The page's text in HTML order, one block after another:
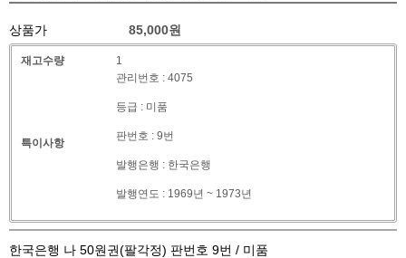
상품가 85,000원
재고수량 1
특이사항
관리번호 : 4075
등급 : 미품
판번호 : 9번
발행은행 : 한국은행
발행연도 : 1969년 ~ 1973년
한국은행 나 50원권(팔각정) 판번호 9번 / 미품